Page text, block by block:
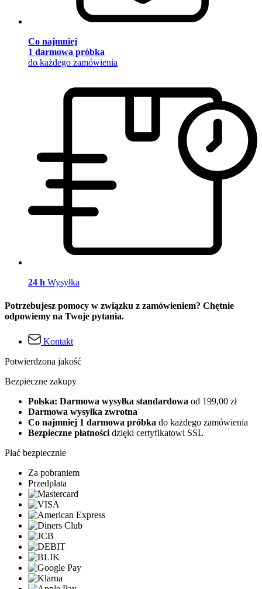
Co najmniej
1 darmowa próbka
do każdego zamówienia
24 h Wysyłka
Potrzebujesz pomocy w związku z zamówieniem? Chętnie
odpowiemy na Twoje pytania.
Kontakt
Potwierdzona jakość
Bezpieczne zakupy
Polska: Darmowa wysyłka standardowa od 199,00 zł
Darmowa wysyłka zwrotna
Co najmniej 1 darmowa próbka do każdego zamówienia
Bezpieczne płatności dzięki certyfikatowi SSL
Płać bezpiecznie
Za pobraniem
Przedpłata